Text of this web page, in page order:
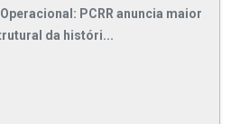
PCRR anuncia maior
da históri...